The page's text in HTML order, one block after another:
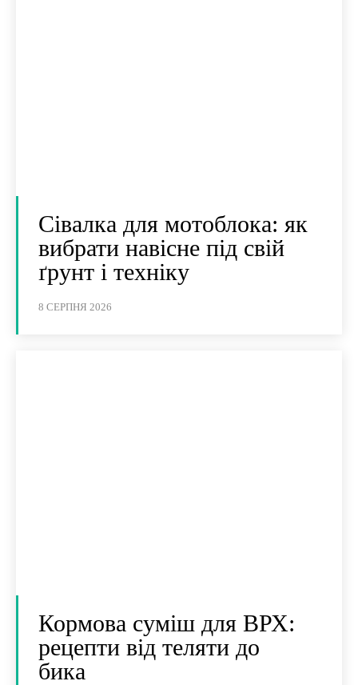
Сівалка для мотоблока: як
вибрати навісне під свій
ґрунт і техніку
8 СЕРПНЯ 2026
Кормова суміш для ВРХ:
рецепти від теляти до
бика